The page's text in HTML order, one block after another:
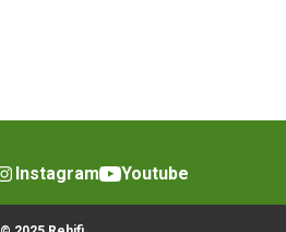
Instagram Youtube